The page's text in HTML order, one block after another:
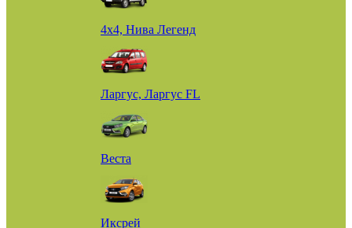
4х4, Нива Легенд
Ларгус, Ларгус FL
Веста
Иксрей